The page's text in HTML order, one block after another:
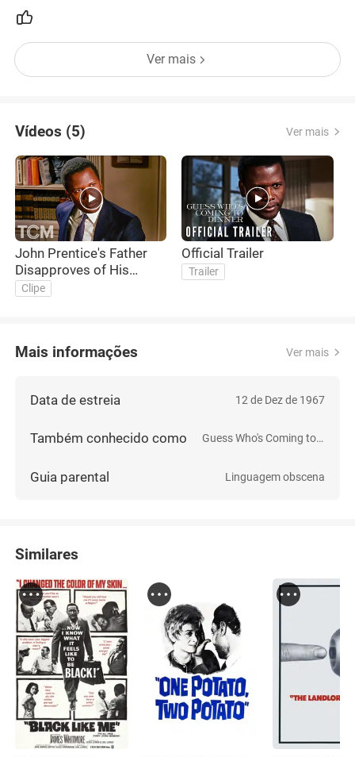
Ver mais
Vídeos (5) Ver mais
John Prentice's Father
Disapproves of His
Fiancée | Guess Who's
Clipe
Official Trailer
Trailer
Mais informações Ver mais
Data de estreia 12 de Dez de 1967
Também conhecido como Guess Who's Coming to Dinner
Guia parental Linguagem obscena
Similares